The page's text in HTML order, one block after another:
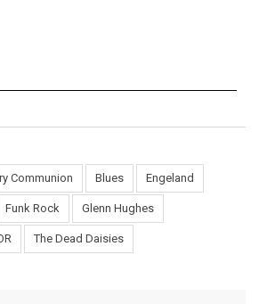
Communion Blues Engeland
Funk Rock Glenn Hughes
The Dead Daisies